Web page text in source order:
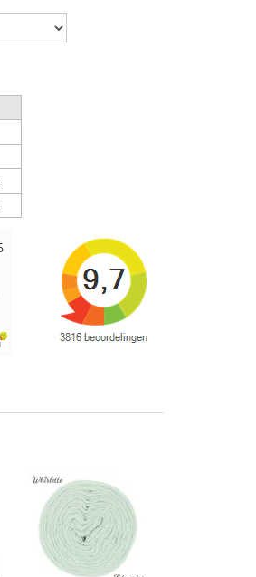
Nell uit Beuningen
Goed verpakt en snelgeleverd